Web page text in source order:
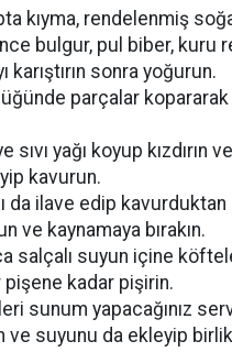
kıyma, rendelenmiş
bulgur, pul biber, kuru
karıştırın sonra yoğurun.
parçalar
sıvı yağı koyup kızdırın
kavurun.
da ilave edip
ve kaynamaya bırakın.
salçalı suyun içine
kadar pişirin.
sunum yapacağınız
ve suyunu da ekleyip